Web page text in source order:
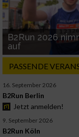
B2Run 2026
auf
PASSENDE
16. September 2026
B2Run Berlin
Jetzt anmelden!
9. September 2026
B2Run Köln